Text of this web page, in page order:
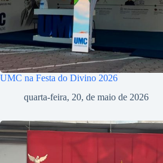
UMC na Festa do Divino 2026
quarta-feira, 20, de maio de 2026